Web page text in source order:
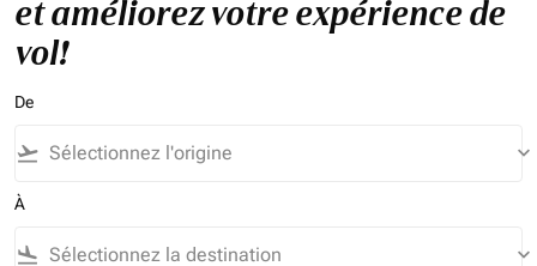
et améliorez votre expérience de
vol!
De
flight_takeoff keyboard_arrow_down
À
flight_land keyboard_arrow_down